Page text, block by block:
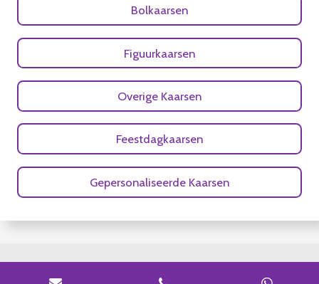
Bolkaarsen
Figuurkaarsen
Overige Kaarsen
Feestdagkaarsen
Gepersonaliseerde Kaarsen
© 2020 - 2026 Nubiti Handgemaakte Kaarsen